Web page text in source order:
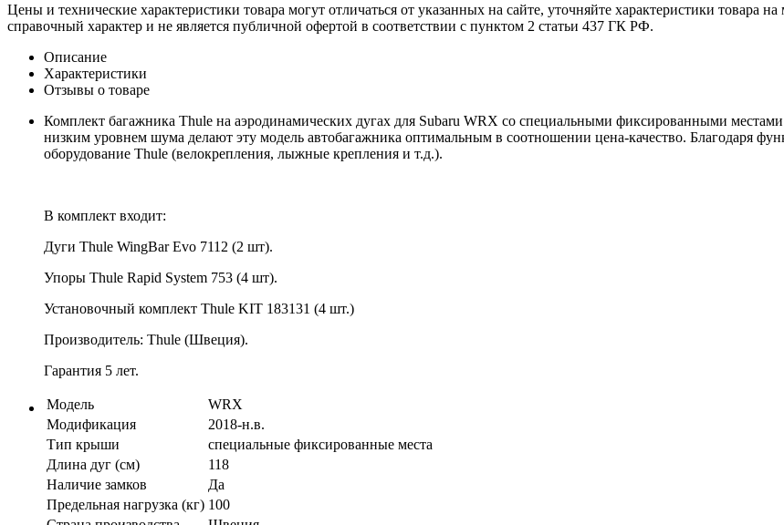
Цены и технические характеристики товара могут отличаться от указанных на сайте, уточняйте характеристики товара
справочный характер и не является публичной офертой в соответствии с пунктом 2 статьи 437 ГК РФ.
Описание
Характеристики
Отзывы о товаре
Комплект багажника Thule на аэродинамических дугах для Subaru WRX со специальными фиксированными
низким уровнем шума делают эту модель автобагажника оптимальным в соотношении цена-качество. Благодаря
оборудование Thule (велокрепления, лыжные крепления и т.д.).
В комплект входит:
Дуги Thule WingBar Evo 7112 (2 шт).
Упоры Thule Rapid System 753 (4 шт).
Установочный комплект Thule KIT 183131 (4 шт.)
Производитель: Thule (Швеция).
Гарантия 5 лет.
Модель
WRX
Модификация
2018-н.в.
Тип крыши
специальные фиксированные места
Длина дуг (см)
118
Наличие замков
Да
Предельная нагрузка (кг) 100